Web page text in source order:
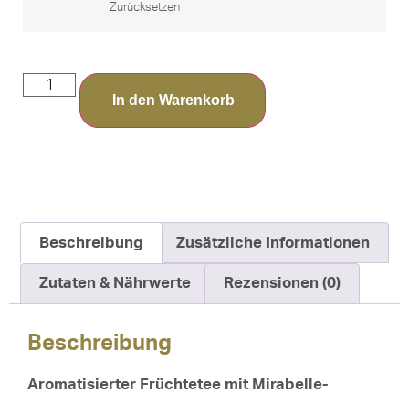
Zurücksetzen
In den Warenkorb
Beschreibung Zusätzliche Informationen
Zutaten & Nährwerte Rezensionen (0)
Beschreibung
Aromatisierter Früchtetee mit Mirabelle-